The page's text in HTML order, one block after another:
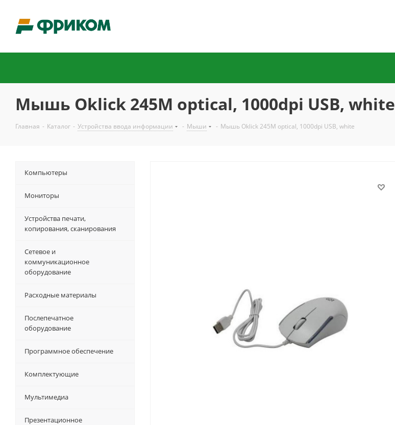
Мышь Oklick 245M оptical, 1000dpi USB, white
Главная - Каталог - Устройства ввода информации - Мыши - Мышь Oklick 245M оptical, 1000dpi USB, white
Компьютеры
Мониторы
Устройства печати,
копирования, сканирования
Сетевое и
коммуникационное
оборудование
Расходные материалы
Послепечатное
оборудование
Программное обеспечение
Комплектующие
Мультимедиа
Презентационное